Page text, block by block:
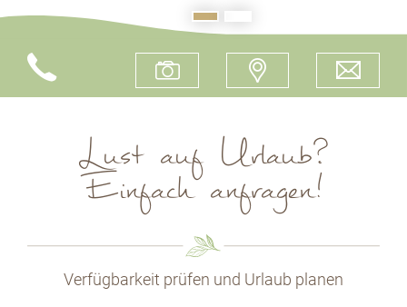
Lust auf Urlaub?
Einfach anfragen!
Verfügbarkeit prüfen und Urlaub planen